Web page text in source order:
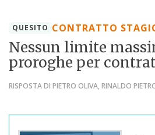
QUESITO CONTRATTO
Nessun limite
proroghe per
RISPOSTA DI PIETRO OLIVA, RINALDO